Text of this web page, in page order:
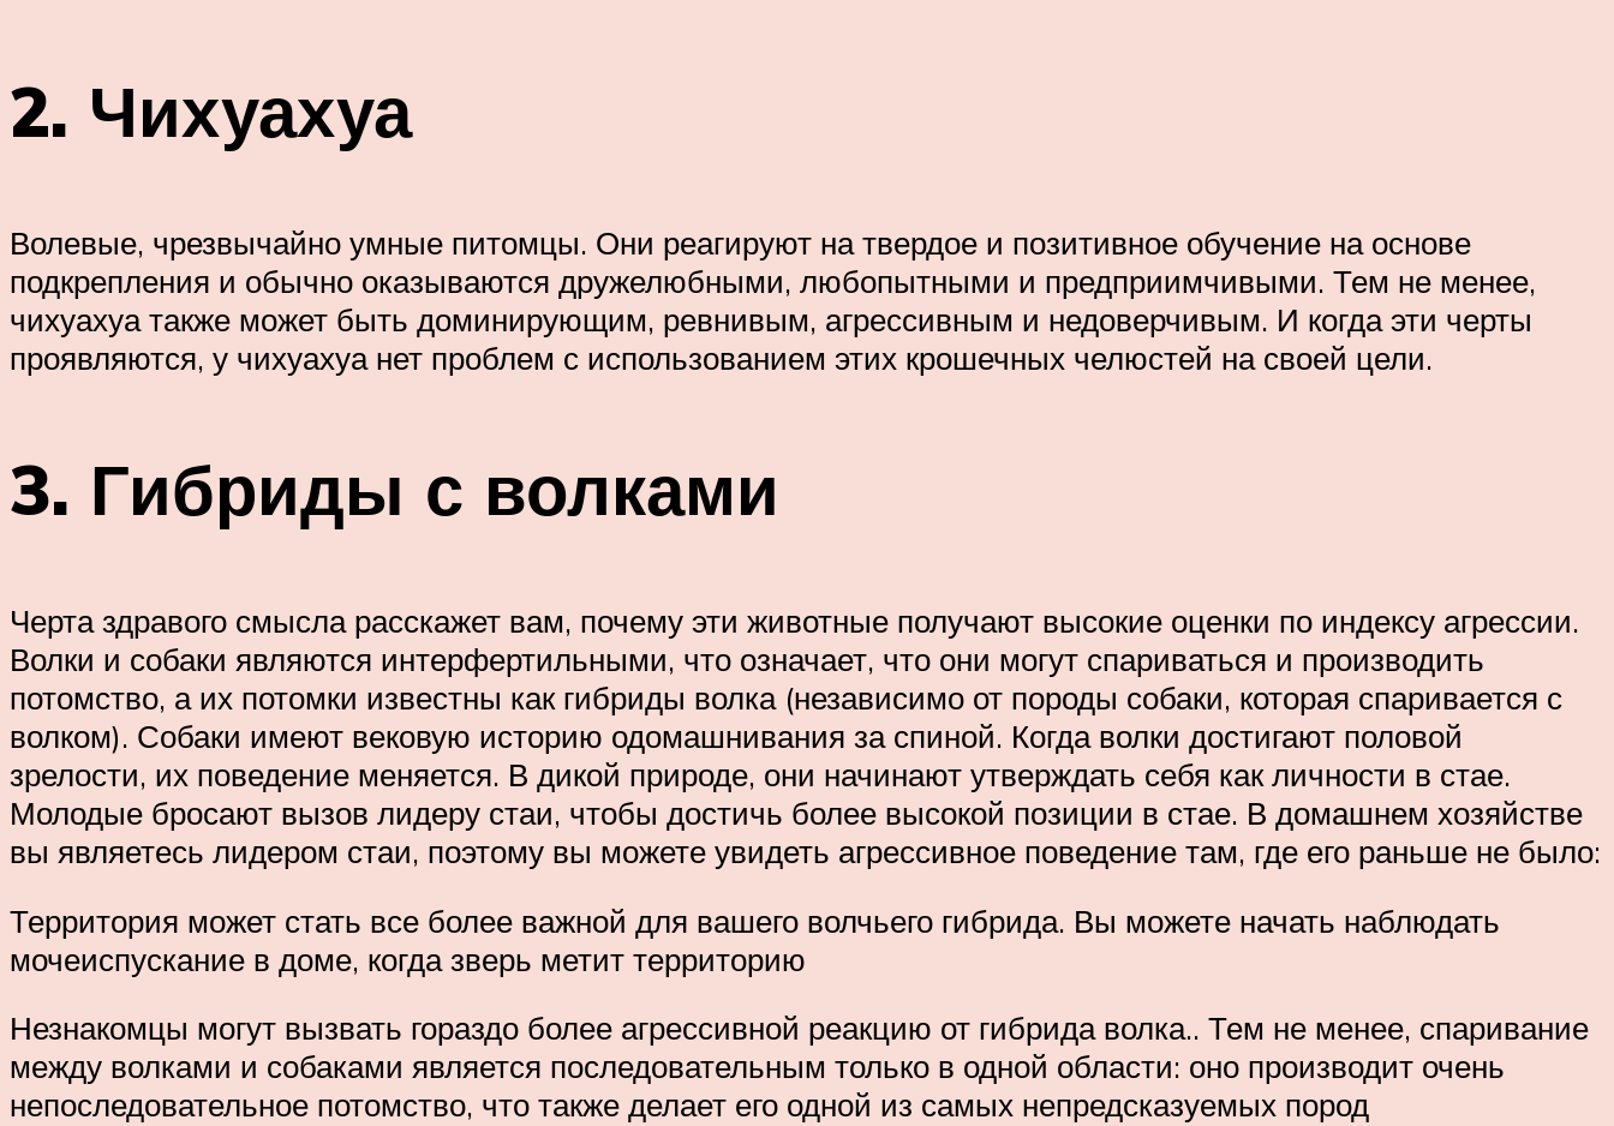
2. Чихуахуа
Волевые, чрезвычайно умные питомцы. Они реагируют на твердое и позитивное обучение на основе
подкрепления и обычно оказываются дружелюбными, любопытными и предприимчивыми. Тем не менее,
чихуахуа также может быть доминирующим, ревнивым, агрессивным и недоверчивым. И когда эти черты
проявляются, у чихуахуа нет проблем с использованием этих крошечных челюстей на своей цели.
3. Гибриды с волками
Черта здравого смысла расскажет вам, почему эти животные получают высокие оценки по индексу агрессии.
Волки и собаки являются интерфертильными, что означает, что они могут спариваться и производить
потомство, а их потомки известны как гибриды волка (независимо от породы собаки, которая спаривается с
волком). Собаки имеют вековую историю одомашнивания за спиной. Когда волки достигают половой
зрелости, их поведение меняется. В дикой природе, они начинают утверждать себя как личности в стае.
Молодые бросают вызов лидеру стаи, чтобы достичь более высокой позиции в стае. В домашнем хозяйстве
вы являетесь лидером стаи, поэтому вы можете увидеть агрессивное поведение там, где его раньше не было:
Территория может стать все более важной для вашего волчьего гибрида. Вы можете начать наблюдать
мочеиспускание в доме, когда зверь метит территорию
Незнакомцы могут вызвать гораздо более агрессивной реакцию от гибрида волка.. Тем не менее, спаривание
между волками и собаками является последовательным только в одной области: оно производит очень
непоследовательное потомство, что также делает его одной из самых непредсказуемых пород